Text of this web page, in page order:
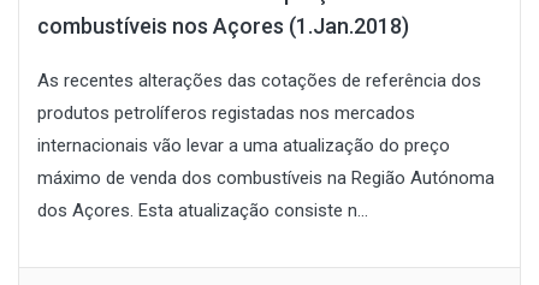
combustíveis nos Açores (1.Jan.2018)
As recentes alterações das cotações de referência dos
produtos petrolíferos registadas nos mercados
internacionais vão levar a uma atualização do preço
máximo de venda dos combustíveis na Região Autónoma
dos Açores. Esta atualização consiste n...